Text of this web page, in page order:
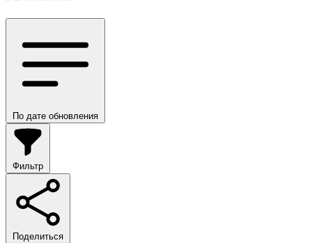
По дате обновления
Фильтр
Поделиться